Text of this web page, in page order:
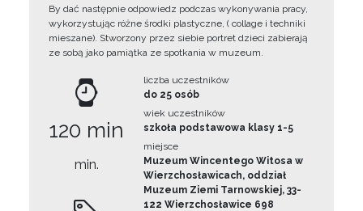
By dać następnie odpowiedz podczas wykonywania pracy,
wykorzystując różne środki plastyczne, ( collage i techniki
mieszane). Stworzony przez siebie portret dzieci zabierają
ze sobą jako pamiątka ze spotkania w muzeum.
120 min
min.
liczba uczestników
do 25 osób
wiek uczestników
szkoła podstawowa klasy 1-5
miejsce
Muzeum Wincentego Witosa w
Wierzchosławicach, oddział
Muzeum Ziemi Tarnowskiej, 33-
122 Wierzchosławice 698